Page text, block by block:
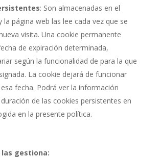
: Son almacenadas en el
la página web las lee cada vez que se
visita. Una cookie permanente
de expiración determinada,
según la funcionalidad de para la que
La cookie dejará de funcionar
fecha. Podrá ver la información
de las cookies persistentes en
en la presente política.
las gestiona: